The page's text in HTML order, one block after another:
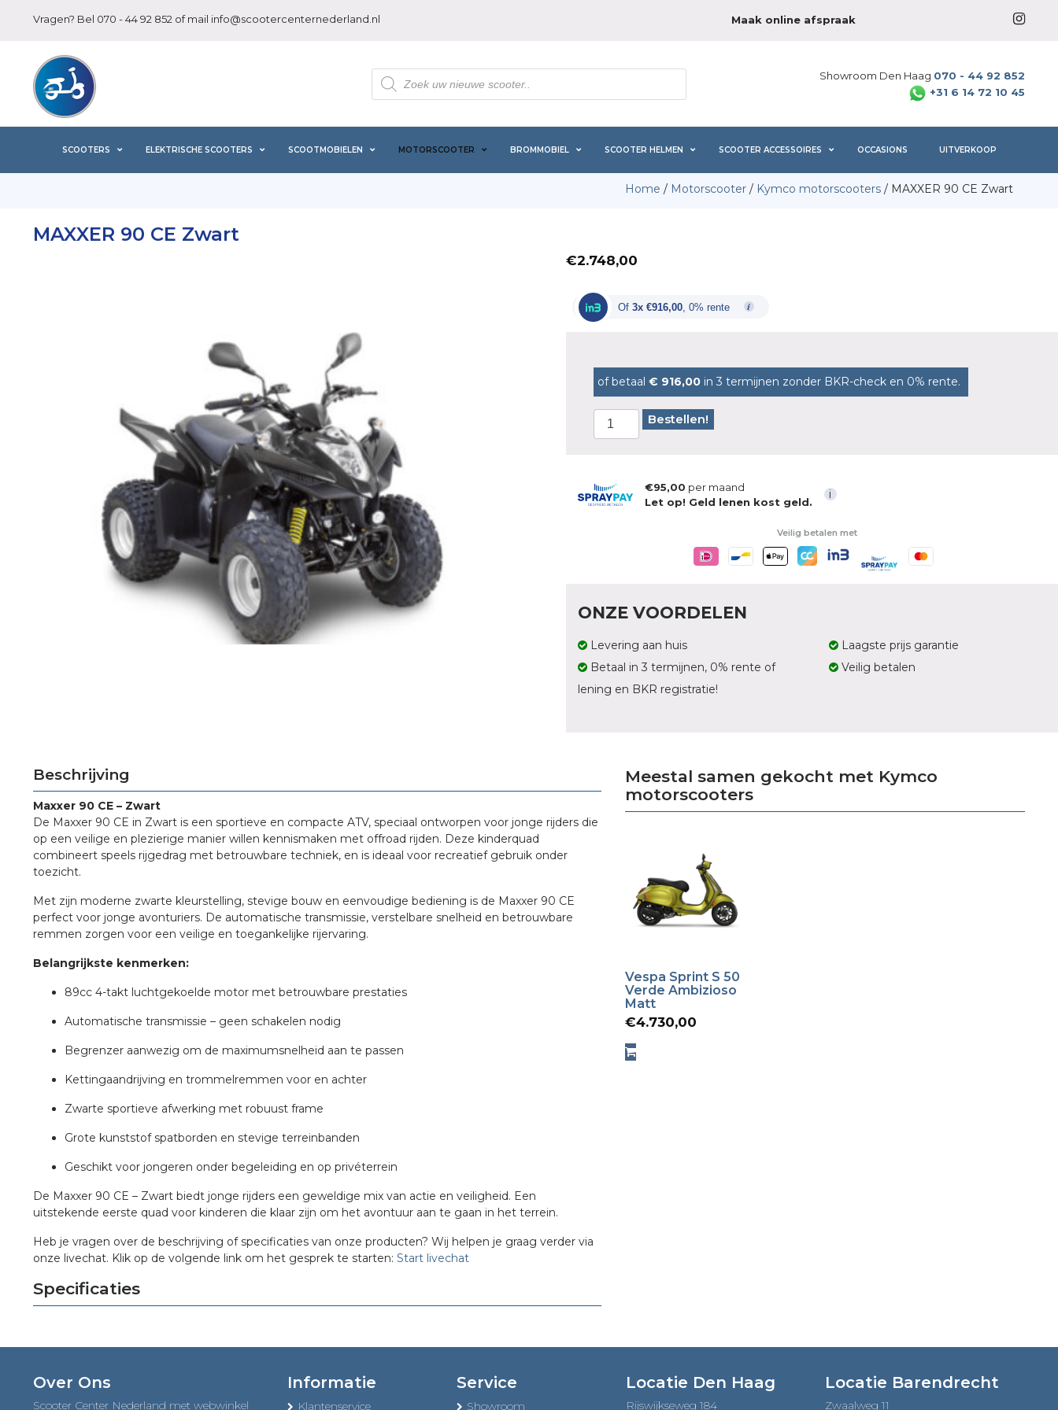
Vragen? Bel 070 - 44 92 852 of mail info@scootercenternederland.nl Maak online afspraak
Producten
zoeken
Showroom Den Haag 070 - 44 92 852
+31 6 14 72 10 45
SCOOTERS ELEKTRISCHE SCOOTERS SCOOTMOBIELEN MOTORSCOOTER BROMMOBIEL SCOOTER HELMEN SCOOTER ACCESSOIRES OCCASIONS UITVERKOOP
Home / Motorscooter / Kymco motorscooters / MAXXER 90 CE Zwart
MAXXER 90 CE Zwart
€2.748,00
Of 3x €916,00, 0% rente
of betaal € 916,00in 3 termijnen zonder BKR-check en 0% rente.
Bestellen!
€95,00 per maand
Let op! Geld lenen kost geld.
i
Veilig betalen met
ONZE VOORDELEN
Levering aan huis
Betaal in 3 termijnen, 0% rente of
lening en BKR registratie!
Laagste prijs garantie
Veilig betalen
Beschrijving
Maxxer 90 CE – Zwart
De Maxxer 90 CE in Zwart is een sportieve en compacte ATV, speciaal ontworpen voor jonge rijders die
op een veilige en plezierige manier willen kennismaken met offroad rijden. Deze kinderquad
combineert speels rijgedrag met betrouwbare techniek, en is ideaal voor recreatief gebruik onder
toezicht.
Met zijn moderne zwarte kleurstelling, stevige bouw en eenvoudige bediening is de Maxxer 90 CE
perfect voor jonge avonturiers. De automatische transmissie, verstelbare snelheid en betrouwbare
remmen zorgen voor een veilige en toegankelijke rijervaring.
Belangrijkste kenmerken:
89cc 4-takt luchtgekoelde motor met betrouwbare prestaties
Automatische transmissie – geen schakelen nodig
Begrenzer aanwezig om de maximumsnelheid aan te passen
Kettingaandrijving en trommelremmen voor en achter
Zwarte sportieve afwerking met robuust frame
Grote kunststof spatborden en stevige terreinbanden
Geschikt voor jongeren onder begeleiding en op privéterrein
De Maxxer 90 CE – Zwart biedt jonge rijders een geweldige mix van actie en veiligheid. Een
uitstekende eerste quad voor kinderen die klaar zijn om het avontuur aan te gaan in het terrein.
Heb je vragen over de beschrijving of specificaties van onze producten? Wij helpen je graag verder via
onze livechat. Klik op de volgende link om het gesprek te starten: Start livechat
Specificaties
Meestal samen gekocht met Kymco
motorscooters
Vespa Sprint S 50
Verde Ambizioso
Matt
€4.730,00
Over Ons
Scooter Center Nederland met webwinkel
Informatie
Klantenservice
Service
Showroom
Locatie Den Haag
Rijswijkseweg 184
Locatie Barendrecht
Zwaalweg 11